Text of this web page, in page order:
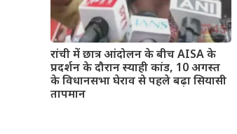
रांची में छात्र आंदोलन के बीच AISA के
प्रदर्शन के दौरान स्याही कांड, 10 अगस्त
के विधानसभा घेराव से पहले बढ़ा सियासी
तापमान